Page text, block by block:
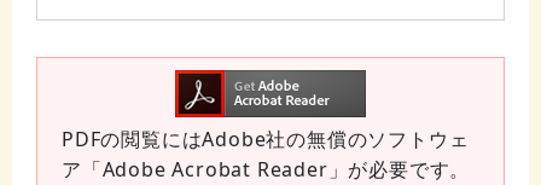
PDFの閲覧にはAdobe社の無償のソフトウェ
ア「Adobe Acrobat Reader」が必要です。